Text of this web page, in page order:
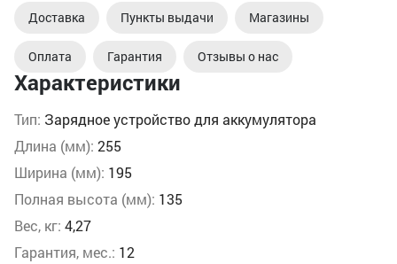
Характеристики
Тип: Зарядное устройство для аккумулятора
Длина (мм): 255
Ширина (мм): 195
Полная высота (мм): 135
Вес, кг: 4,27
Гарантия, мес.: 12
Доставка Пункты выдачи Магазины
Оплата Гарантия Отзывы о нас